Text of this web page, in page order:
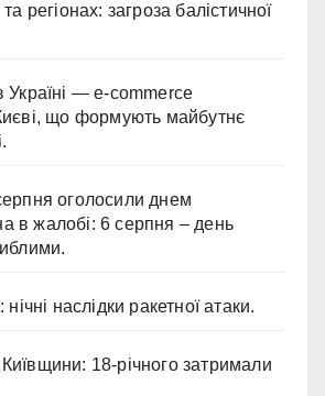
регіонах: загроза балістичної
Україні — e-commerce
що формують майбутнє
оголосили днем
в жалобі: 6 серпня – день
наслідки ракетної атаки.
18-річного затримали